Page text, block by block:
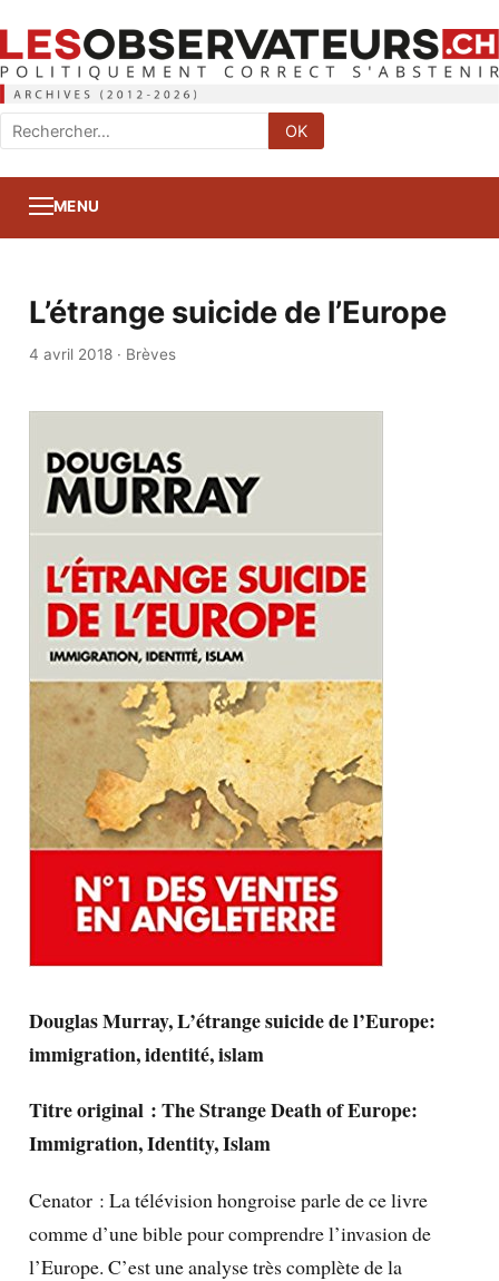
Rechercher
:
OK
MENU
L’étrange suicide de l’Europe
4 avril 2018· Brèves
Douglas Murray, L’étrange suicide de l’Europe:
immigration, identité, islam
Titre original : The Strange Death of Europe:
Immigration, Identity, Islam
Cenator : La télévision hongroise parle de ce livre
comme d’une bible pour comprendre l’invasion de
l’Europe. C’est une analyse très complète de la